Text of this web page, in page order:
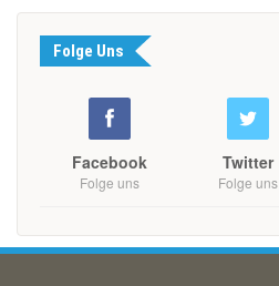
Folge Uns
Facebook
Folge uns
Twitter
Folge uns